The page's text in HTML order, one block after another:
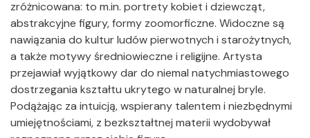
zróżnicowana: to m.in. portrety kobiet i dziewcząt,
abstrakcyjne figury, formy zoomorficzne. Widoczne są
nawiązania do kultur ludów pierwotnych i starożytnych,
a także motywy średniowieczne i religijne. Artysta
przejawiał wyjątkowy dar do niemal natychmiastowego
dostrzegania kształtu ukrytego w naturalnej bryle.
Podążając za intuicją, wspierany talentem i niezbędnymi
umiejętnościami, z bezkształtnej materii wydobywał